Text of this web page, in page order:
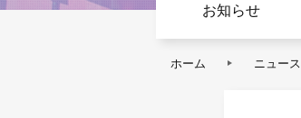
お知らせ
ホーム ニュース